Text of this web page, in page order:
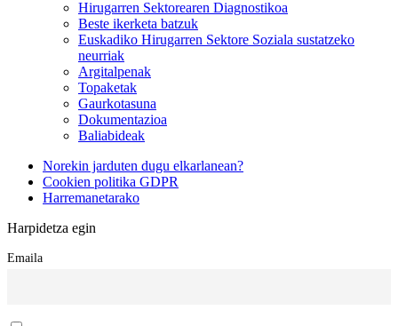
Hirugarren Sektorearen Diagnostikoa
Beste ikerketa batzuk
Euskadiko Hirugarren Sektore Soziala sustatzeko
neurriak
Argitalpenak
Topaketak
Gaurkotasuna
Dokumentazioa
Baliabideak
Norekin jarduten dugu elkarlanean?
Cookien politika GDPR
Harremanetarako
Harpidetza egin
Emaila